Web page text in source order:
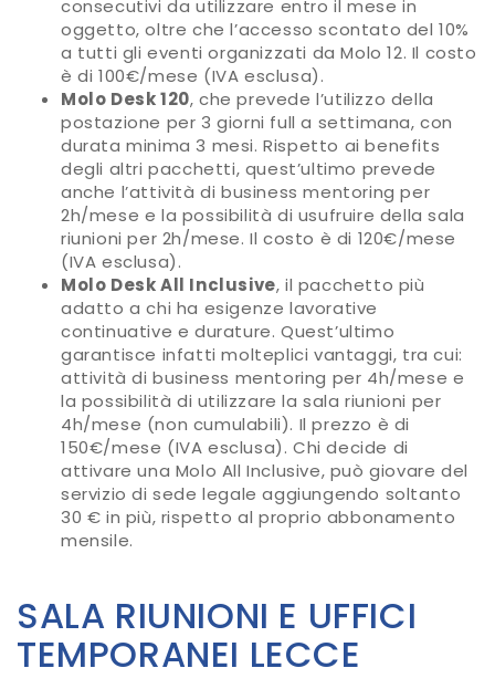
consecutivi da utilizzare entro il mese in
oggetto, oltre che l’accesso scontato del 10%
a tutti gli eventi organizzati da Molo 12. Il costo
è di 100€/mese (IVA esclusa).
Molo Desk 120, che prevede l’utilizzo della
postazione per 3 giorni full a settimana, con
durata minima 3 mesi. Rispetto ai benefits
degli altri pacchetti, quest’ultimo prevede
anche l’attività di business mentoring per
2h/mese e la possibilità di usufruire della sala
riunioni per 2h/mese. Il costo è di 120€/mese
(IVA esclusa).
Molo Desk All Inclusive, il pacchetto più
adatto a chi ha esigenze lavorative
continuative e durature. Quest’ultimo
garantisce infatti molteplici vantaggi, tra cui:
attività di business mentoring per 4h/mese e
la possibilità di utilizzare la sala riunioni per
4h/mese (non cumulabili). Il prezzo è di
150€/mese (IVA esclusa). Chi decide di
attivare una Molo All Inclusive, può giovare del
servizio di sede legale aggiungendo soltanto
30 € in più, rispetto al proprio abbonamento
mensile.
SALA RIUNIONI E UFFICI
TEMPORANEI LECCE